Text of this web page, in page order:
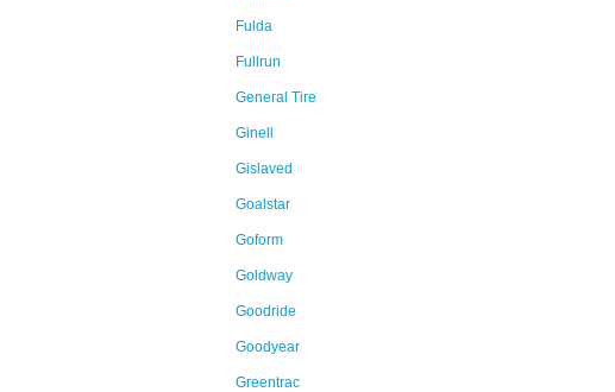
Fulda
Fullrun
General Tire
Ginell
Gislaved
Goalstar
Goform
Goldway
Goodride
Goodyear
Greentrac